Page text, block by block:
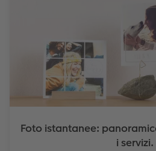
Foto istantanee:
i servizi.